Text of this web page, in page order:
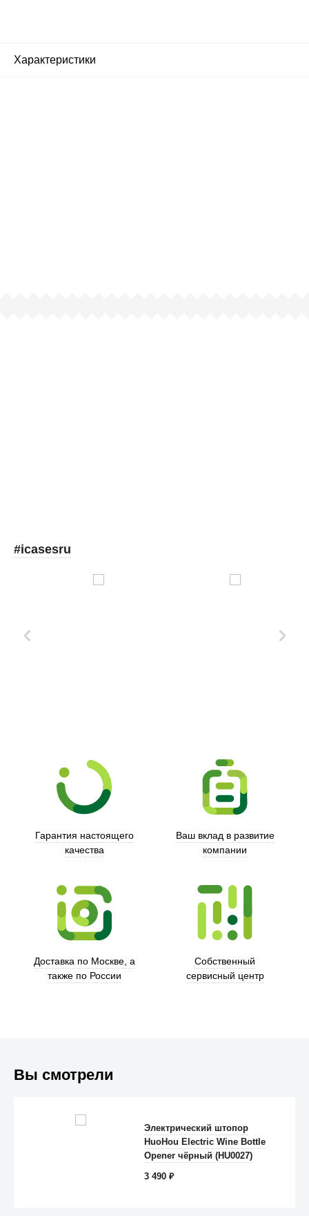
Характеристики
Anker
#icasesru
Гарантия настоящего
качества
Ваш вклад в развитие
компании
Доставка по Москве, а
также по России
Собственный
сервисный центр
Вы смотрели
Электрический штопор
HuoHou Electric Wine Bottle
Opener чёрный (HU0027)
3 490₽